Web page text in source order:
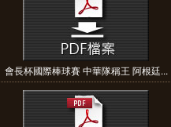
會長杯國際棒球賽 中華隊稱王 阿根廷...